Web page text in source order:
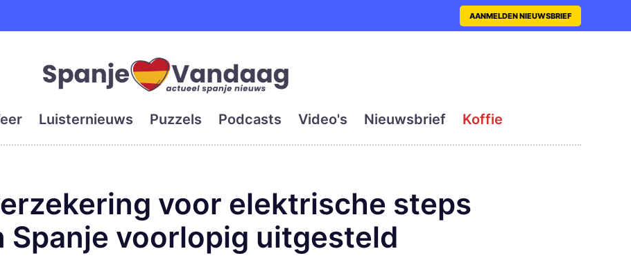
en grootste digitale krant met actueel en
AANMELDEN NIEUWSBRIEF
Luisternieuws Puzzels Podcasts Video's Nieuwsbrief Koffie
voor elektrische steps
Spanje voorlopig uitgesteld